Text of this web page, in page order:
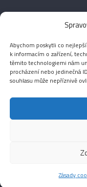
Abychom poskytli co
k informacím o zařízení,
těmito technologiemi nám
procházení nebo jedinečná
souhlasu může nepříznivě
Zásady
Copyright ©
Theme: ColorMag